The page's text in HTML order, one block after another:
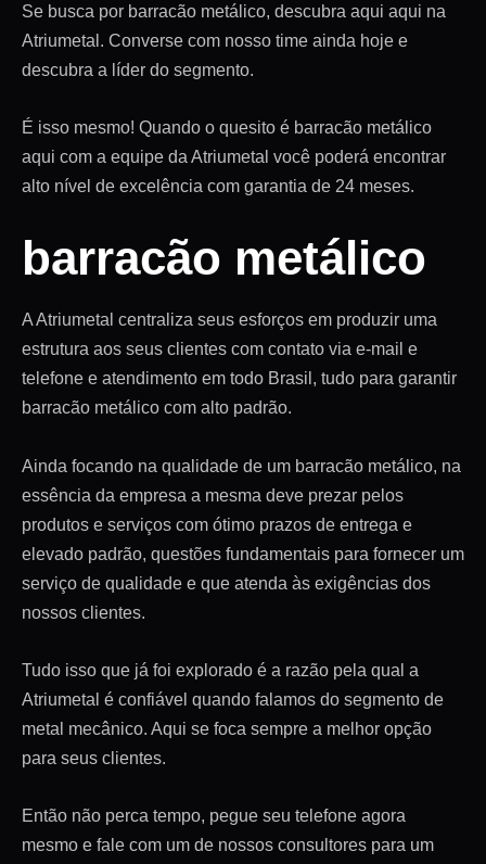
Se busca por barracão metálico, descubra aqui aqui na
Atriumetal. Converse com nosso time ainda hoje e
descubra a líder do segmento.
É isso mesmo! Quando o quesito é barracão metálico
aqui com a equipe da Atriumetal você poderá encontrar
alto nível de excelência com garantia de 24 meses.
barracão metálico
A Atriumetal centraliza seus esforços em produzir uma
estrutura aos seus clientes com contato via e-mail e
telefone e atendimento em todo Brasil, tudo para garantir
barracão metálico com alto padrão.
Ainda focando na qualidade de um barracão metálico, na
essência da empresa a mesma deve prezar pelos
produtos e serviços com ótimo prazos de entrega e
elevado padrão, questões fundamentais para fornecer um
serviço de qualidade e que atenda às exigências dos
nossos clientes.
Tudo isso que já foi explorado é a razão pela qual a
Atriumetal é confiável quando falamos do segmento de
metal mecânico. Aqui se foca sempre a melhor opção
para seus clientes.
Então não perca tempo, pegue seu telefone agora
mesmo e fale com um de nossos consultores para um